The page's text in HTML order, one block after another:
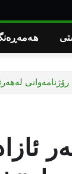
رۆژنامەوانی